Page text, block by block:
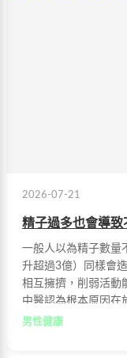
2026-07-21
精子過多也會導
一般人以為精子數量
升超過3億）同樣會
相互擁擠，削弱活動
中醫認為根本原因在
程相對漫長。
男性健康